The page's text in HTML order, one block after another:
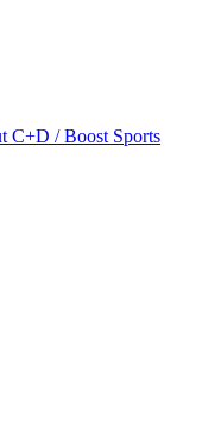
C+D / Boost Sports